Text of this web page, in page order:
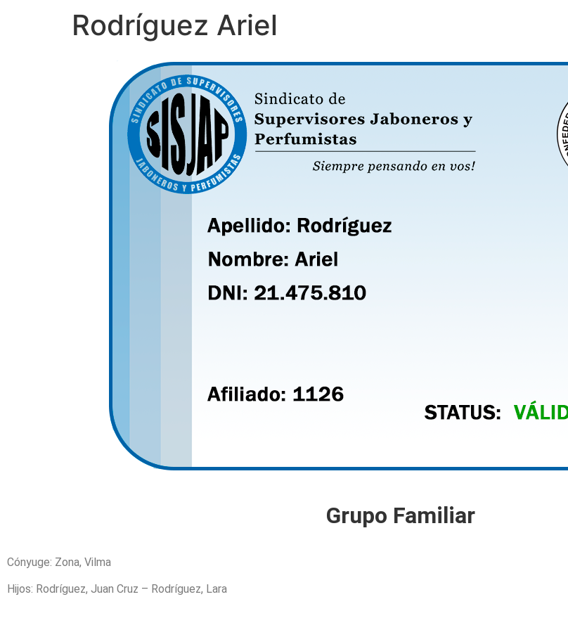
Rodríguez Ariel
Grupo Familiar
Cónyuge: Zona, Vilma
Hijos: Rodríguez, Juan Cruz – Rodríguez, Lara